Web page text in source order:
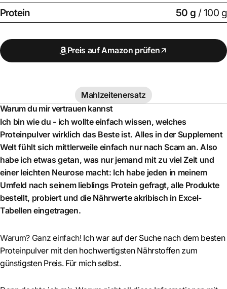
Protein
50 g / 100 g
Preis auf Amazon prüfen
Mahlzeitenersatz
Warum du mir vertrauen kannst
Ich bin wie du - ich wollte einfach wissen, welches
Proteinpulver wirklich das Beste ist. Alles in der Supplement
Welt fühlt sich mittlerweile einfach nur nach Scam an. Also
habe ich etwas getan, was nur jemand mit zu viel Zeit und
einer leichten Neurose macht: Ich habe jeden in meinem
Umfeld nach seinem lieblings Protein gefragt, alle Produkte
bestellt, probiert und die Nährwerte akribisch in Excel-
Tabellen eingetragen.
Warum? Ganz einfach! Ich war auf der Suche nach dem besten
Proteinpulver mit den hochwertigsten Nährstoffen zum
günstigsten Preis. Für mich selbst.